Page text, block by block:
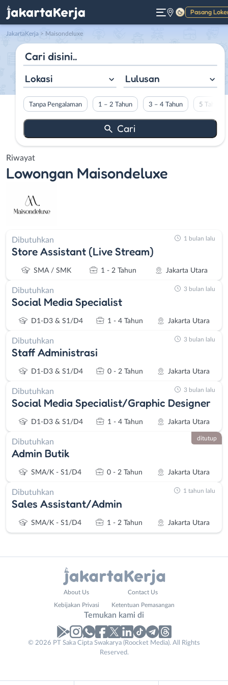
Pasang
Gelap
JakartaKerja > Maisondeluxe
Lokasi Lulusan
Tanpa Pengalaman 1 – 2 Tahun 3 – 4 Tahun 5 Tahun
Riwayat
Lowongan Maisondeluxe
Dibutuhkan
Store Assistant (Live Stream)
SMA / SMK 1 - 2 Tahun Jakarta Utara
1 bulan lalu
Dibutuhkan
Social Media Specialist
D1-D3 & S1/D4 1 - 4 Tahun Jakarta Utara
3 bulan lalu
Dibutuhkan
Staff Administrasi
D1-D3 & S1/D4 0 - 2 Tahun Jakarta Utara
3 bulan lalu
Dibutuhkan
Social Media Specialist/Graphic Designer
D1-D3 & S1/D4 1 - 4 Tahun Jakarta Utara
3 bulan lalu
Dibutuhkan
Admin Butik
SMA/K - S1/D4 0 - 2 Tahun Jakarta Utara
ditutup
Dibutuhkan
Sales Assistant/Admin
SMA/K - S1/D4 1 - 2 Tahun Jakarta Utara
1 tahun lalu
Animator
Jakarta
About Us Contact Us
Kebijakan Privasi Ketentuan Pemasangan
Temukan kami di
© 2026 PT Saka Cipta Swakarya (Roocket Media). All Rights
Reserved.